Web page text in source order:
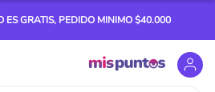
ES GRATIS, PEDIDO MINIMO $40.000